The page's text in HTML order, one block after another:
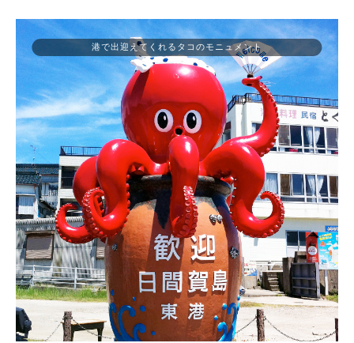
港で出迎えてくれるタコのモニュメント